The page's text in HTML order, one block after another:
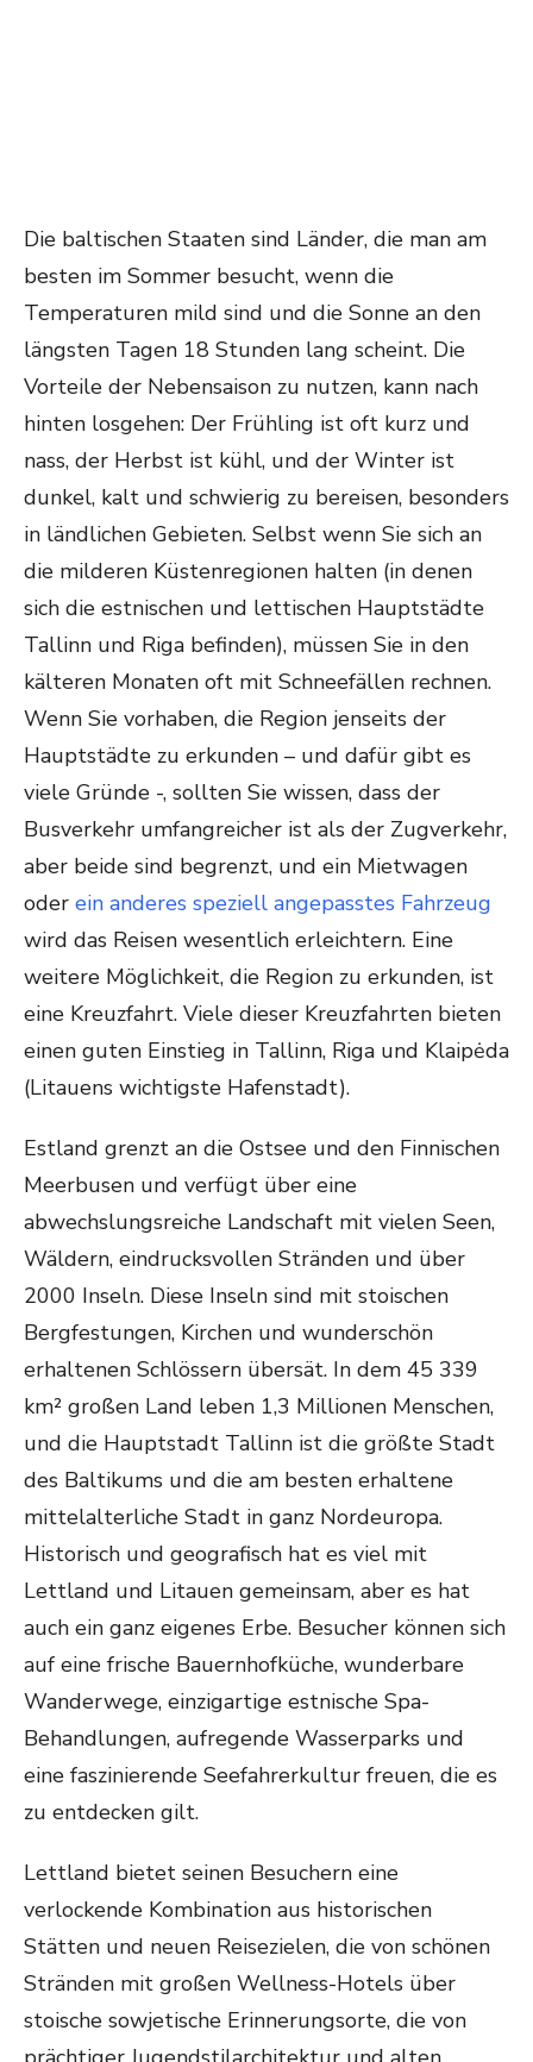
Die baltischen Staaten sind Länder, die man am
besten im Sommer besucht, wenn die
Temperaturen mild sind und die Sonne an den
längsten Tagen 18 Stunden lang scheint. Die
Vorteile der Nebensaison zu nutzen, kann nach
hinten losgehen: Der Frühling ist oft kurz und
nass, der Herbst ist kühl, und der Winter ist
dunkel, kalt und schwierig zu bereisen, besonders
in ländlichen Gebieten. Selbst wenn Sie sich an
die milderen Küstenregionen halten (in denen
sich die estnischen und lettischen Hauptstädte
Tallinn und Riga befinden), müssen Sie in den
kälteren Monaten oft mit Schneefällen rechnen.
Wenn Sie vorhaben, die Region jenseits der
Hauptstädte zu erkunden – und dafür gibt es
viele Gründe -, sollten Sie wissen, dass der
Busverkehr umfangreicher ist als der Zugverkehr,
aber beide sind begrenzt, und ein Mietwagen
oder ein anderes speziell angepasstes Fahrzeug
wird das Reisen wesentlich erleichtern. Eine
weitere Möglichkeit, die Region zu erkunden, ist
eine Kreuzfahrt. Viele dieser Kreuzfahrten bieten
einen guten Einstieg in Tallinn, Riga und Klaipėda
(Litauens wichtigste Hafenstadt).
Estland grenzt an die Ostsee und den Finnischen
Meerbusen und verfügt über eine
abwechslungsreiche Landschaft mit vielen Seen,
Wäldern, eindrucksvollen Stränden und über
2000 Inseln. Diese Inseln sind mit stoischen
Bergfestungen, Kirchen und wunderschön
erhaltenen Schlössern übersät. In dem 45 339
km² großen Land leben 1,3 Millionen Menschen,
und die Hauptstadt Tallinn ist die größte Stadt
des Baltikums und die am besten erhaltene
mittelalterliche Stadt in ganz Nordeuropa.
Historisch und geografisch hat es viel mit
Lettland und Litauen gemeinsam, aber es hat
auch ein ganz eigenes Erbe. Besucher können sich
auf eine frische Bauernhofküche, wunderbare
Wanderwege, einzigartige estnische Spa-
Behandlungen, aufregende Wasserparks und
eine faszinierende Seefahrerkultur freuen, die es
zu entdecken gilt.
Lettland bietet seinen Besuchern eine
verlockende Kombination aus historischen
Stätten und neuen Reisezielen, die von schönen
Stränden mit großen Wellness-Hotels über
stoische sowjetische Erinnerungsorte, die von